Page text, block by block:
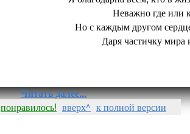
Неважно где или
Но с каждым другом
Даря частичку мира
Читать далее...
понравилось! вверх^ к полной версии